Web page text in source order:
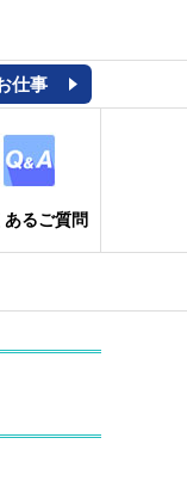
仕事
あるご質問